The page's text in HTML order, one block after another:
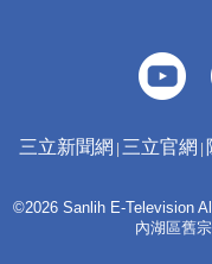
三立新聞網 三立官網
©2026 Sanlih E-Television
內湖區舊